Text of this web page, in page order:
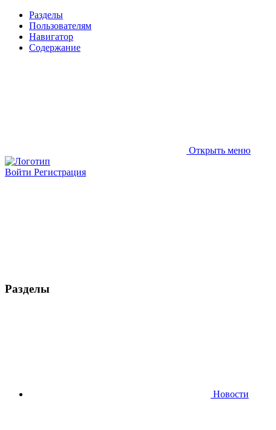
Разделы
Пользователям
Навигатор
Содержание
Открыть меню
Войти Регистрация
Разделы
Новости